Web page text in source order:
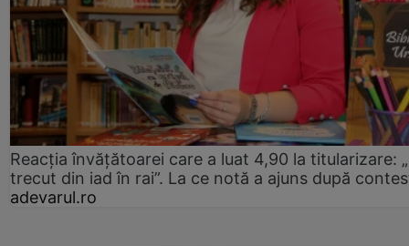
Reacția învățătoarei care a luat 4,90 la titularizare:
trecut din iad în rai”. La ce notă a ajuns după
adevarul.ro